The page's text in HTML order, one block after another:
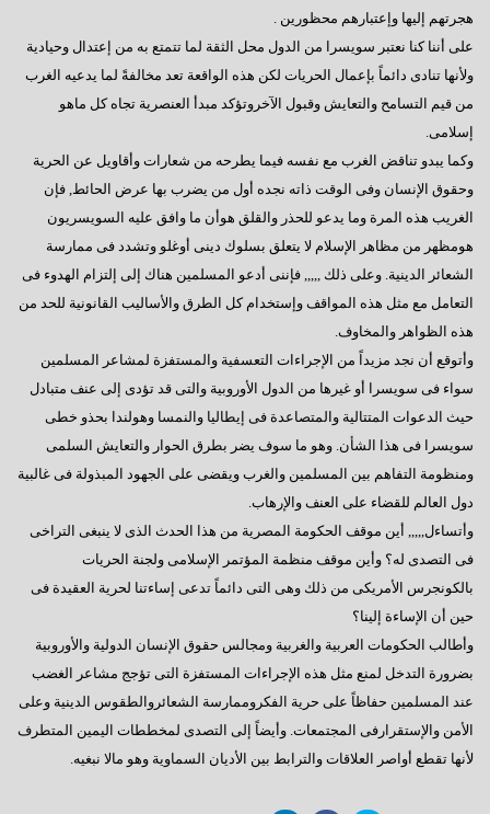
سؤال يطرح نفسه
وجهة نظر فى ( الإرهاب – الفساد – الإهمال )
السادات تعقيبا على إنجازات البرلمان في ثلاث سنوات
السادات : البرلمان يعانى قصور تشريعى لم يشهده في تاريخه
همسة للرئيس
فى إنتظار كلمة الرئيس بمناسبة قرب بدء عملية التصويت
رسالة إلى العقلاء
المعارضة الحائرة
إلى أين نتجه ؟
أكتوبر وآمال تتجدد
رجاءاً إهتموا بالعمال
فى قلوبنا يا سيناء
العبادة الموحد ومطامع الإنتهازيين
أيدى تحمى وأخرى تبنى
الإعضاء ورؤيتهم للتأسيس
هجرتهم إليها وإعتبارهم محظورين .
على أننا كنا نعتبر سويسرا من الدول محل الثقة لما تتمتع به من إعتدال وحيادية
ولأنها تنادى دائماً بإعمال الحريات لكن هذه الواقعة تعد مخالفةً لما يدعيه الغرب
من قيم التسامح والتعايش وقبول الآخروتؤكد مبدأ العنصرية تجاه كل ماهو
إسلامى.
وكما يبدو تناقض الغرب مع نفسه فيما يطرحه من شعارات وأقاويل عن الحرية
وحقوق الإنسان وفى الوقت ذاته نجده أول من يضرب بها عرض الحائط, فإن
الغريب هذه المرة وما يدعو للحذر والقلق هوأن ما وافق عليه السويسريون
هومظهر من مظاهر الإسلام لا يتعلق بسلوك دينى أوغلو وتشدد فى ممارسة
الشعائر الدينية. وعلى ذلك ,,,,, فإننى أدعو المسلمين هناك إلى إلتزام الهدوء فى
التعامل مع مثل هذه المواقف وإستخدام كل الطرق والأساليب القانونية للحد من
هذه الظواهر والمخاوف.
وأتوقع أن نجد مزيداً من الإجراءات التعسفية والمستفزة لمشاعر المسلمين
سواء فى سويسرا أو غيرها من الدول الأوروبية والتى قد تؤدى إلى عنف متبادل
حيث الدعوات المتتالية والمتصاعدة فى إيطاليا والنمسا وهولندا بحذو خطى
سويسرا فى هذا الشأن. وهو ما سوف يضر بطرق الحوار والتعايش السلمى
ومنظومة التفاهم بين المسلمين والغرب ويقضى على الجهود المبذولة فى غالبية
دول العالم للقضاء على العنف والإرهاب.
وأتساءل,,,,, أين موقف الحكومة المصرية من هذا الحدث الذى لا ينبغى التراخى
فى التصدى له؟ وأين موقف منظمة المؤتمر الإسلامى ولجنة الحريات
بالكونجرس الأمريكى من ذلك وهى التى دائماً تدعى إساءتنا لحرية العقيدة فى
حين أن الإساءة إلينا؟
وأطالب الحكومات العربية والغربية ومجالس حقوق الإنسان الدولية والأوروبية
بضرورة التدخل لمنع مثل هذه الإجراءات المستفزة التى تؤجج مشاعر الغضب
عند المسلمين حفاظاً على حرية الفكروممارسة الشعائروالطقوس الدينية وعلى
الأمن والإستقرارفى المجتمعات. وأيضاً إلى التصدى لمخططات اليمين المتطرف
لأنها تقطع أواصر العلاقات والترابط بين الأديان السماوية وهو مالا نبغيه.